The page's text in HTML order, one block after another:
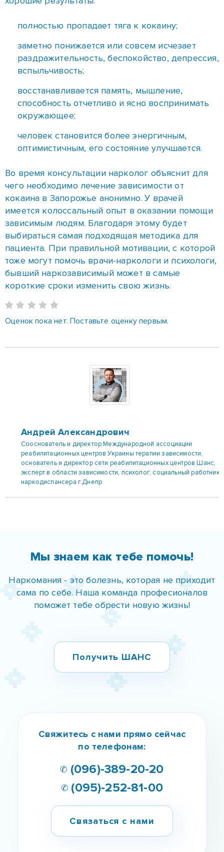
способность отчетливо и ясно воспринимать
окружающее;
человек становится более энергичным,
оптимистичным, его состояние улучшается.
Во время консультации нарколог объяснит для
чего необходимо лечение зависимости от
имеется колоссальный опыт в оказании помощи
зависимым людям. Благодаря этому будет
пациента. При правильной мотивации, с которой
тоже могут помочь врачи-наркологи и психологи,
бывший наркозависимый может в самые
короткие сроки изменить свою жизнь.
Оценок пока нет. Поставьте оценку первым.
Сооснователь и директор Международной ассоциации
реабилитационных центров Украины терапии зависимости,
основатель и директор сети реабилитационных центров Шанс,
эксперт в области зависимости, психолог, социальный работник
Мы знаем как тебе помочь!
Получить ШАНС
Свяжитесь с нами прямо сейчас
по телефонам:
✆ (095)-252-81-00
Связаться с нами
Как мы работаем?